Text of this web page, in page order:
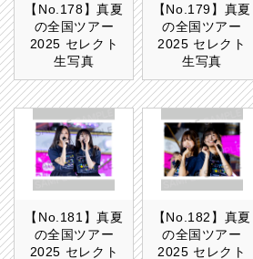
【No.178】真夏
の全国ツアー
2025 セレクト
生写真
【No.179】真夏
の全国ツアー
2025 セレクト
生写真
【No.181】真夏
の全国ツアー
2025 セレクト
【No.182】真夏
の全国ツアー
2025 セレクト